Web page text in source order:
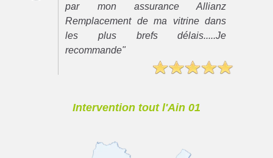
par mon assurance Allianz
Remplacement de ma vitrine dans
les plus brefs délais.....Je
recommande"
Intervention tout l'Ain 01